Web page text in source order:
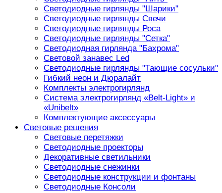
Светодиодные гирлянды "Шарики"
Светодиодные гирлянды Свечи
Светодиодные гирлянды Роса
Светодиодные гирлянды "Сетка"
Светодиодная гирлянда "Бахрома"
Световой занавес Led
Светодиодные гирлянды "Тающие сосульки"
Гибкий неон и Дюралайт
Комплекты электрогирлянд
Система электрогирлянд «Belt-Light» и
«Unibelt»
Комплектующие аксессуары
Световые решения
Световые перетяжки
Светодиодные проекторы
Декоративные светильники
Светодиодные снежинки
Светодиодные конструкции и фонтаны
Светодиодные Консоли